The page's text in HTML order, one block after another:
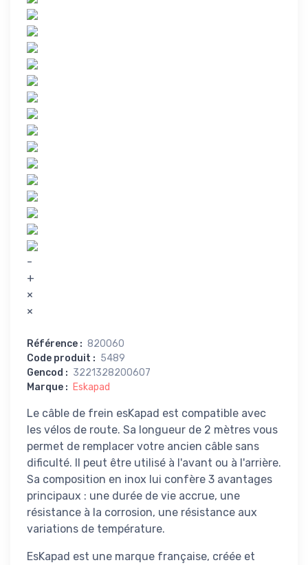
-
+
×
×
Référence : 820060
Code produit : 5489
Gencod : 3221328200607
Marque : Eskapad
Le câble de frein esKapad est compatible avec
les vélos de route. Sa longueur de 2 mètres vous
permet de remplacer votre ancien câble sans
dificulté. Il peut être utilisé à l'avant ou à l'arrière.
Sa composition en inox lui confère 3 avantages
principaux : une durée de vie accrue, une
résistance à la corrosion, une résistance aux
variations de température.
EsKapad est une marque française, créée et